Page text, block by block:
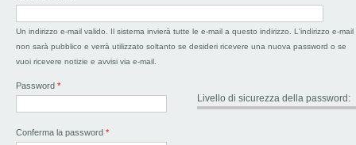
Un indirizzo e-mail valido. Il sistema invierà tutte le e-mail a questo indirizzo. L'indirizzo e-mail
non sarà pubblico e verrà utilizzato soltanto se desideri ricevere una nuova password o se
vuoi ricevere notizie e avvisi via e-mail.
Livello di sicurezza della password:
Password *
Conferma la password *